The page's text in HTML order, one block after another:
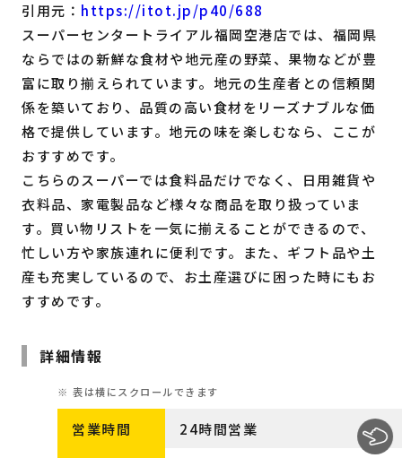
引用元： https://itot.jp/p40/688
スーパーセンタートライアル福岡空港店では、福岡県
ならではの新鮮な食材や地元産の野菜、果物などが豊
富に取り揃えられています。地元の生産者との信頼関
係を築いており、品質の高い食材をリーズナブルな価
格で提供しています。地元の味を楽しむなら、ここが
おすすめです。
こちらのスーパーでは食料品だけでなく、日用雑貨や
衣料品、家電製品など様々な商品を取り扱っていま
す。買い物リストを一気に揃えることができるので、
忙しい方や家族連れに便利です。また、ギフト品や土
産も充実しているので、お土産選びに困った時にもお
すすめです。
詳細情報
営業時間 24時間営業